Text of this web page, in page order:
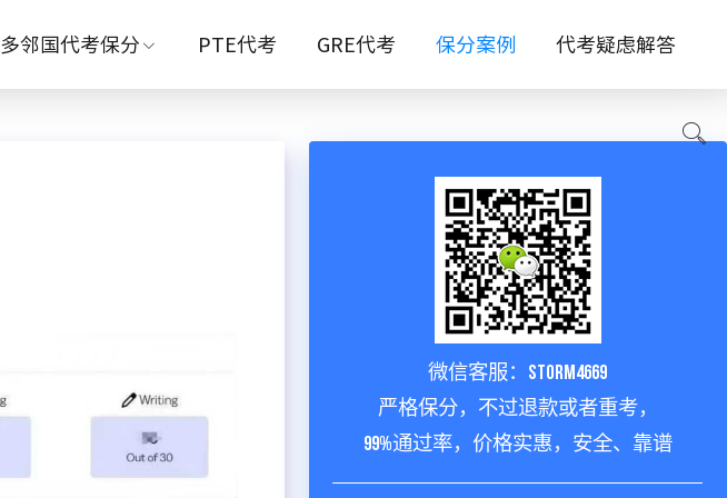
多邻国代考保分 PTE代考 GRE代考 保分案例 代考疑虑解答
微信客服：storm4669
严格保分，不过退款或者重考，
99%通过率，价格实惠，安全、靠谱